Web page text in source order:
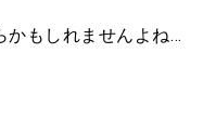
かもしれませんよね…